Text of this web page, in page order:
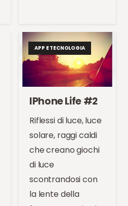
APP E TECNOLOGIA
IPhone Life #2
Riflessi di luce, luce
solare, raggi caldi
che creano giochi
di luce
scontrandosi con
la lente della